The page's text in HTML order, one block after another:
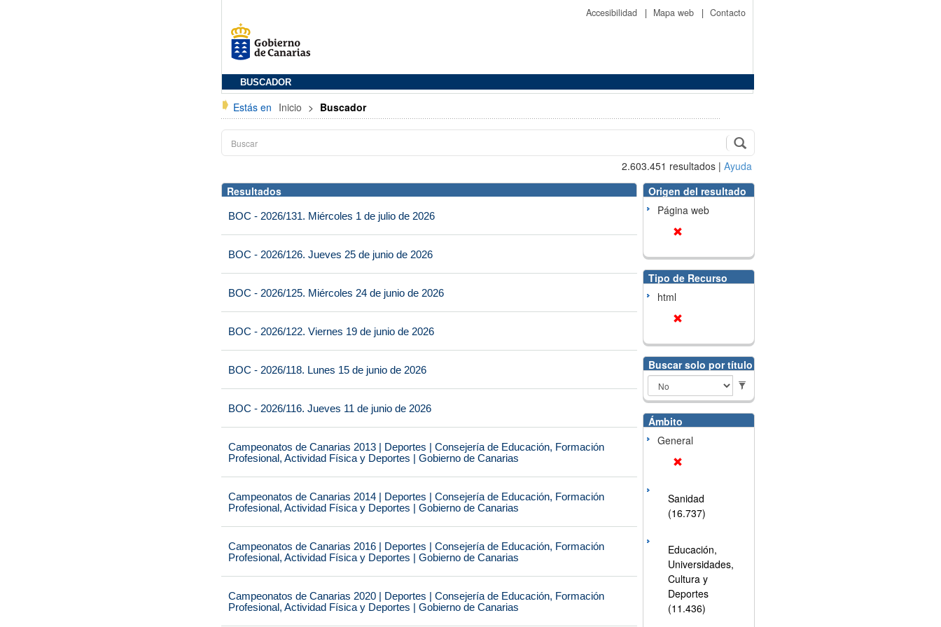
Accesibilidad | Mapa web | Contacto
BUSCADOR
Estás en Inicio > Buscador
2.603.451 resultados | Ayuda
Resultados
BOC - 2026/131. Miércoles 1 de julio de 2026
BOC - 2026/126. Jueves 25 de junio de 2026
BOC - 2026/125. Miércoles 24 de junio de 2026
BOC - 2026/122. Viernes 19 de junio de 2026
BOC - 2026/118. Lunes 15 de junio de 2026
BOC - 2026/116. Jueves 11 de junio de 2026
Campeonatos de Canarias 2013 | Deportes | Consejería de Educación, Formación
Profesional, Actividad Física y Deportes | Gobierno de Canarias
Campeonatos de Canarias 2014 | Deportes | Consejería de Educación, Formación
Profesional, Actividad Física y Deportes | Gobierno de Canarias
Campeonatos de Canarias 2016 | Deportes | Consejería de Educación, Formación
Profesional, Actividad Física y Deportes | Gobierno de Canarias
Campeonatos de Canarias 2020 | Deportes | Consejería de Educación, Formación
Profesional, Actividad Física y Deportes | Gobierno de Canarias
Origen del resultado
Página web
Tipo de Recurso
html
Buscar solo por título
Ámbito
General
Sanidad
(16.737)
Educación,
Universidades,
Cultura y
Deportes
(11.436)